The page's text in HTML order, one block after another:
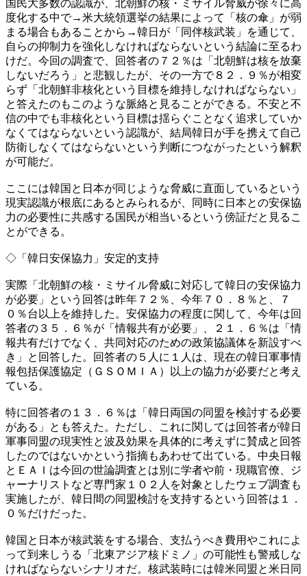
国民大多数の認識が、北朝鮮の核・ミサイル脅威が徐々に高
度化する中で→米大統領選挙の結果によって「核の傘」が弱
まる場合もあることから→韓日が「同伴核武装」を通じて、
自らの抑制力を強化しなければならないという結論に至るわ
けだ。今回の調査で、回答者の７２％は「北朝鮮は核を放棄
しないだろう」と悲観したが、その一方で８２．９％が相変
らず「北朝鮮非核化という目標を維持しなければならない」
と答えたのもこのような脈絡と見ることができる。不安と不
信の中でも非核化という目標は揺らぐことなく追求していか
なくてはならないという認識が、結局韓日が手を携えて自己
防衛しなくてはならないという判断につながったという解釈
が可能だ。
ここには韓国と日本が同じような脅威に直面しているという
現実認識が根底にあるとみられるが、同時に日本との安保協
力の必要性に共感する国民が相当いるという傍証だと見るこ
とができる。
◇「韓日安保協力」安定的支持
実際「北朝鮮の核・ミサイル脅威に対応して韓日の安保協力
が必要」という回答は昨年７２％、今年７０．８％と、７
０％台以上を維持した。安保協力の程度に関して、今年は回
答者の３５．６％が「情報共有が必要」、２１．６％は「情
報共有だけでなく、共同対応のための政策協議体を新設すべ
き」と回答した。回答者の５人に１人は、現在の韓日軍事情
報包括保護協定（ＧＳＯＭＩＡ）以上の協力が必要だと考え
ている。
特に回答者の１３．６％は「韓日両国の同盟を検討する必要
がある」とも答えた。ただし、これに関しては回答者が韓日
軍事同盟の現実性と波及効果を具体的に考えずに賛成と回答
したのではないかという指摘もあわせて出ている。中央日報
とＥＡＩは今回の世論調査とは別に学者や前・現職官僚、ジ
ャーナリストなど専門家１０２人を対象としたウェブ調査も
実施したが、韓日間の同盟検討を支持するという回答は１．
０％だけだった。
韓国と日本が核武装をする場合、支払うべき費用やこれによ
って到来しうる「北東アジア核ドミノ」の可能性も警戒しな
ければならないシナリオだ。核武装時には韓米同盟と米日同